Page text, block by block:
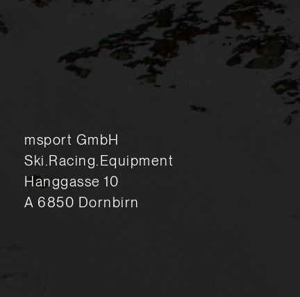
msport GmbH
Ski.Racing.Equipment
Hanggasse 10
A 6850 Dornbirn